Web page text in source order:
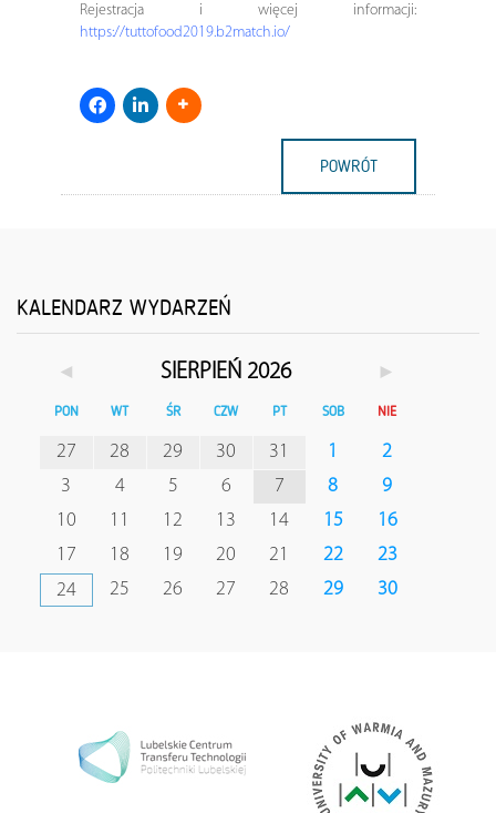
Rejestracja i więcej informacji:
https://tuttofood2019.b2match.io/
POWRÓT
KALENDARZ WYDARZEŃ
◄ SIERPIEŃ 2026 ►
PON WT ŚR CZW PT SOB NIE
27 28 29 30 31 1
2
3
4 5 6 7 8
9
10
11 12 13 14 15
16
17
18 19 20 21 22
23
24
25 26 27 28 29 30